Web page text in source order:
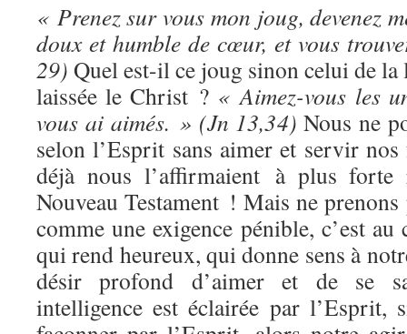
« Prenez sur vous mon joug, devenez
doux et humble de cœur, et vous
29) Quel est-il ce joug sinon celui de la
laissée le Christ ? « Aimez-vous les
vous ai aimés. » (Jn 13,34) Nous ne
selon l’Esprit sans aimer et servir
déjà nous l’affirmaient à plus forte
Nouveau Testament ! Mais ne prenons
comme une exigence pénible, c’est
qui rend heureux, qui donne sens à
désir profond d’aimer et de se
intelligence est éclairée par l’Esprit,